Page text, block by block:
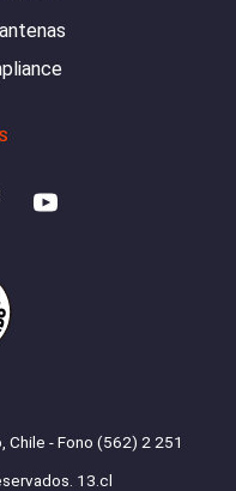
Chile - Fono (562) 2 251
13.cl